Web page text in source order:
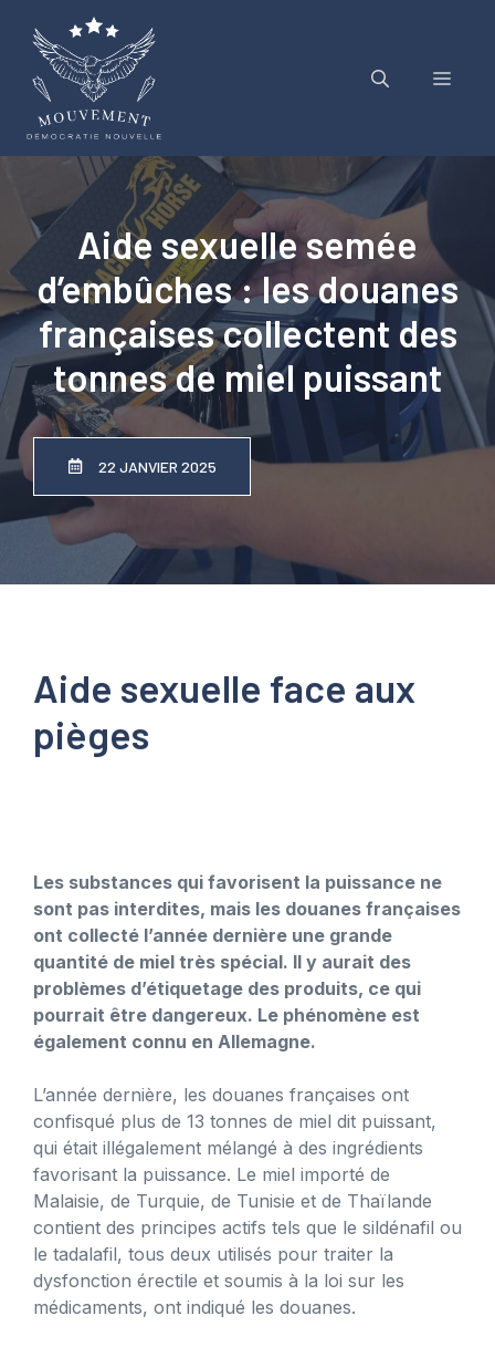
contenu
Menu
Aide sexuelle semée
d’embûches : les douanes
françaises collectent des
tonnes de miel puissant
22 JANVIER 2025
Aide sexuelle face aux
pièges
Les substances qui favorisent la puissance ne
sont pas interdites, mais les douanes françaises
ont collecté l’année dernière une grande
quantité de miel très spécial. Il y aurait des
problèmes d’étiquetage des produits, ce qui
pourrait être dangereux. Le phénomène est
également connu en Allemagne.
L’année dernière, les douanes françaises ont
confisqué plus de 13 tonnes de miel dit puissant,
qui était illégalement mélangé à des ingrédients
favorisant la puissance. Le miel importé de
Malaisie, de Turquie, de Tunisie et de Thaïlande
contient des principes actifs tels que le sildénafil ou
le tadalafil, tous deux utilisés pour traiter la
dysfonction érectile et soumis à la loi sur les
médicaments, ont indiqué les douanes.